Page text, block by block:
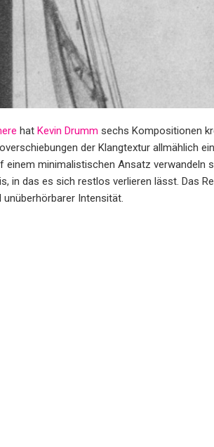
hat Kevin Drumm sechs Kompositionen
der Klangtextur allmählich
einem minimalistischen Ansatz verwandeln
in das es sich restlos verlieren lässt. Das
unüberhörbarer Intensität.